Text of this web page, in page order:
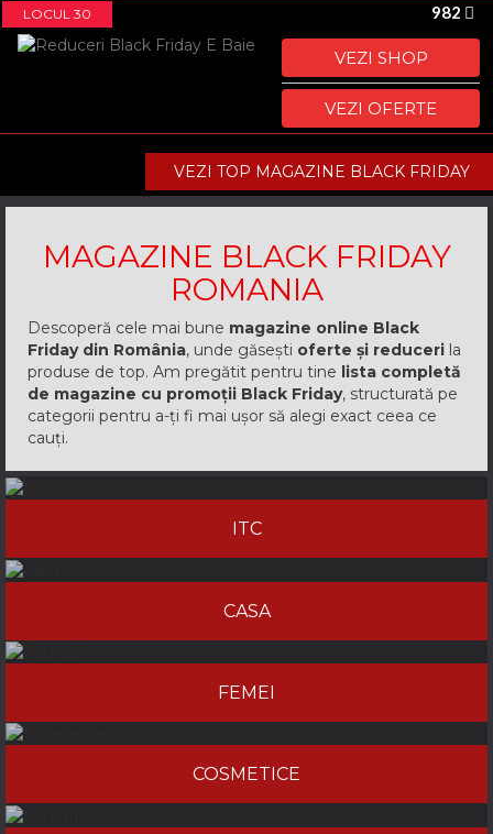
LOCUL 30 982
VEZI SHOP
VEZI OFERTE
VEZI TOP MAGAZINE BLACK FRIDAY
MAGAZINE BLACK FRIDAY
ROMANIA
Descoperă cele mai bune magazine online Black
Friday din România, unde găsești oferte și reduceri la
produse de top. Am pregătit pentru tine lista completă
de magazine cu promoții Black Friday, structurată pe
categorii pentru a-ți fi mai ușor să alegi exact ceea ce
cauți.
ITC
CASA
FEMEI
COSMETICE